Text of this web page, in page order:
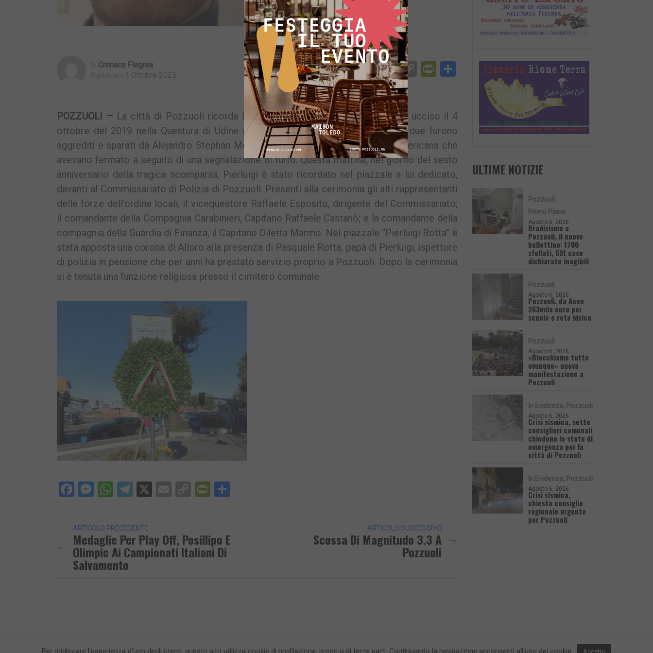
Cronaca Flegrea
4 Ottobre 2025 Facebook
Messenger
WhatsApp
Telegram
X EmailCopyPrintFriendly
Condividi
POZZUOLI – La città di Pozzuoli ricorda Pierluigi Rotta, il poliziotto puteolano ucciso il 4
ottobre del 2019 nella Questura di Udine insieme al collega Matteo Denego. I due furono
aggrediti e sparati da Alejandro Stephan Meran, un pregiudicato di origine sudamericana che
avevano fermato a seguito di una segnalazione di furto. Questa mattina, nel giorno del sesto
anniversario della tragica scomparsa, Pierluigi è stato ricordato nel piazzale a lui dedicato,
davanti al Commissariato di Polizia di Pozzuoli. Presenti alla cerimonia gli alti rappresentanti
delle forze dell’ordine locali; il vicequestore Raffaele Esposito, dirigente del Commissariato;
il comandante della Compagnia Carabinieri, Capitano Raffaele Castanò; e la comandante della
compagnia della Guardia di Finanza, il Capitano Diletta Marmo. Nel piazzale “Pierluigi Rotta” è
stata apposta una corona di Alloro alla presenza di Pasquale Rotta, papà di Pierluigi, ispettore
di polizia in pensione che per anni ha prestato servizio proprio a Pozzuoli. Dopo la cerimonia
si è tenuta una funzione religiosa presso il cimitero comunale.
Facebook
Messenger
WhatsApp
Telegram
X EmailCopyPrintFriendly
ARTICOLO PRECEDENTE
Medaglie Per Play Off, Posillipo E
Olimpic Ai Campionati Italiani Di
Salvamento
ARTICOLO SUCCESSIVO
Scossa Di Magnitudo 3.3 A
Pozzuoli
ULTIME NOTIZIE
Pozzuoli
Primo Piano
Agosto 6, 2026
Bradisismo a
Pozzuoli, il nuovo
bollettino: 1700
sfollati, 691 case
dichiarate inagibili
Pozzuoli
Agosto 6, 2026
Pozzuoli, da Acen
263mila euro per
scuole e rete idrica
Pozzuoli
Agosto 6, 2026
«Blocchiamo tutto
ovunque» nuova
manifestazione a
Pozzuoli
In Evidenza Pozzuoli
Agosto 6, 2026
Crisi sismica, sette
consiglieri comunali
chiedono lo stato di
emergenza per la
città di Pozzuoli
In Evidenza Pozzuoli
Agosto 6, 2026
Crisi sismica,
chiesto consiglio
regionale urgente
per Pozzuoli
Per migliorare l'esperienza d'uso degli utenti, questo sito utilizza cookie di profilazione, propri o di terze parti. Continuando la navigazione acconsenti all'uso dei cookie. Accetto